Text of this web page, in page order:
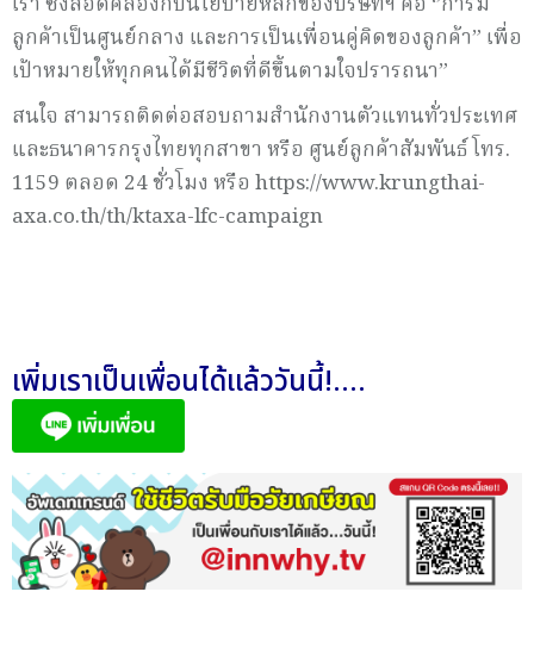
ลูกค้าเป็นศูนย์กลาง และการเป็นเพื่อนคู่คิดของลูกค้า” เพื่อ
เป้าหมายให้ทุกคนได้มีชีวิตที่ดีขึ้นตามใจปรารถนา”
สนใจ สามารถติดต่อสอบถามสำนักงานตัวแทนทั่วประเทศ
และธนาคารกรุงไทยทุกสาขา หรือ ศูนย์ลูกค้าสัมพันธ์ โทร.
1159 ตลอด 24 ชั่วโมง หรือ https://www.krungthai-
axa.co.th/th/ktaxa-lfc-campaign
เพิ่มเราเป็นเพื่อนได้แล้ววันนี้!....